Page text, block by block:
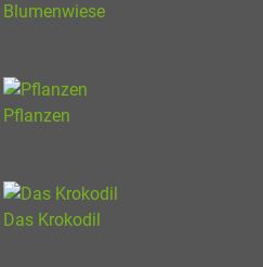
Blumenwiese
Pflanzen
Das Krokodil